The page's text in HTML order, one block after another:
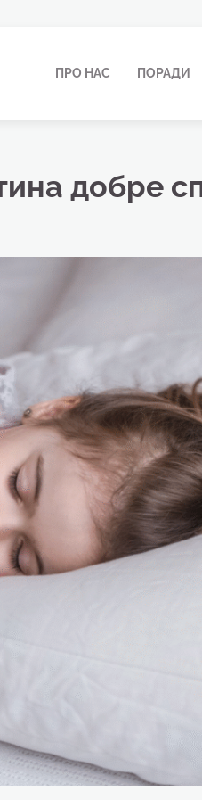
ПРО НАС ПОРАДИ
добре